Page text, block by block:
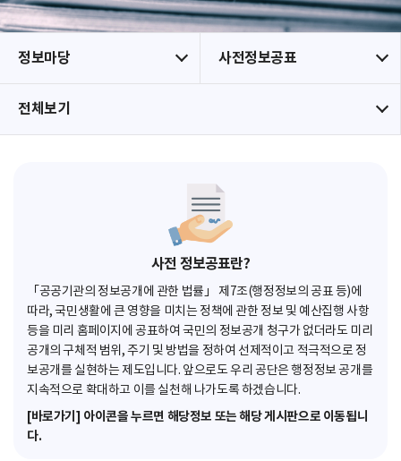
정보마당 사전정보공표
전체보기
사전 정보공표란?
「공공기관의 정보공개에 관한 법률」 제7조(행정정보의 공표 등)에
따라, 국민생활에 큰 영향을 미치는 정책에 관한 정보 및 예산집행 사항
등을 미리 홈페이지에 공표하여 국민의 정보공개 청구가 없더라도 미리
공개의 구체적 범위, 주기 및 방법을 정하여 선제적이고 적극적으로 정
보공개를 실현하는 제도입니다. 앞으로도 우리 공단은 행정정보 공개를
지속적으로 확대하고 이를 실천해 나가도록 하겠습니다.
[바로가기] 아이콘을 누르면 해당정보 또는 해당 게시판으로 이동됩니
다.